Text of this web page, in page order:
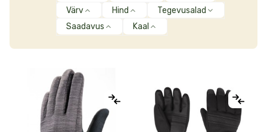
Värv
Hind
Tegevusalad
Saadavus
Kaal